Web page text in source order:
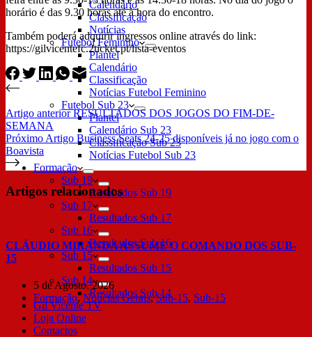
Calendário
Classificação
Notícias
Futebol Feminino
Plantel
Calendário
Classificação
Notícias Futebol Feminino
Futebol Sub 23
Plantel
Calendário Sub 23
Classificação Sub 23
Notícias Futebol Sub 23
Formação
Sub 19
Resultados Sub 19
Sub 17
Resultados Sub 17
Sub 16
Resultados Sub 16
Sub 15
Resultados Sub 15
Sub 14
Resultados Sub 14
Gil Vicente TV
Loja Online
Contactos
horário é das 9.30 horas até à hora do encontro.
Também poderá adquirir ingressos online através do link:
https://gilvicentefc.2ticket.pt/lista-eventos
Artigo anteriorRESULTADOS DOS JOGOS DO FIM-DE-
SEMANA
Próximo Artigo Business Seats 24-25 disponíveis já no jogo com o
Boavista
Artigos relacionados
CLÁUDIO MIRANDA ASSUME O COMANDO DOS SUB-
15
5 de Agosto, 2026
Formação,Notícias Gerais,Sub-15, Sub-15